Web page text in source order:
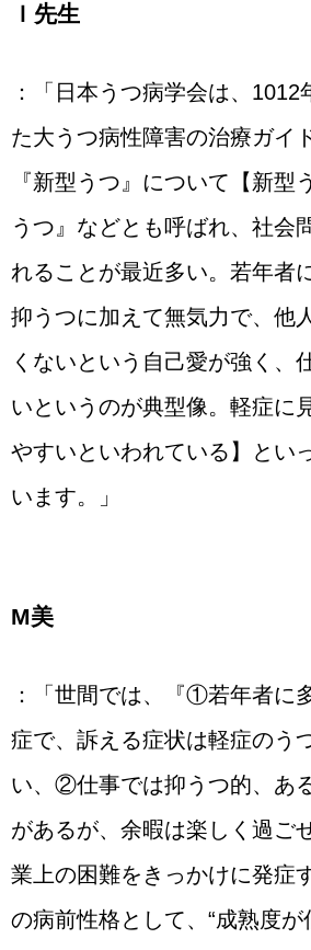
Ｉ先生
：「日本うつ病学会は、
た大うつ病性障害の治療ガイ
『新型うつ』について【新型
うつ』などとも呼ばれ、社会
れることが最近多い。若年者
抑うつに加えて無気力で、他
くないという自己愛が強く、
いというのが典型像。軽症に
やすいといわれている】とい
います。」
М美
：「世間では、『①若年者に
症で、訴える症状は軽症のう
い、②仕事では抑うつ的、あ
があるが、余暇は楽しく過ご
業上の困難をきっかけに発症
の病前性格として、“成熟度